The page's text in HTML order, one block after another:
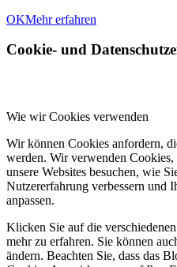
OKMehr erfahren
Cookie- und
Wie wir Cookies verwenden
Wir können Cookies anfordern,
werden. Wir verwenden
unsere Websites besuchen, wie
Nutzererfahrung verbessern und
anpassen.
Klicken Sie auf die
mehr zu erfahren. Sie können
ändern. Beachten Sie, dass das